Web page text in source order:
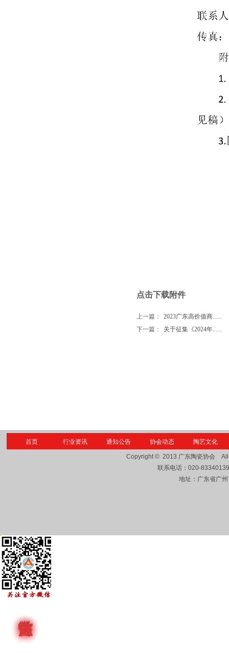
点击下载附件
上一篇：
2023广东高价值商......
下一篇：
关于征集《2024年......
首页 行业资讯 通知公告 协会动态 陶艺文化
Copyright © 2013 广东陶瓷协会
联系电话： 020-
地址：广东省广